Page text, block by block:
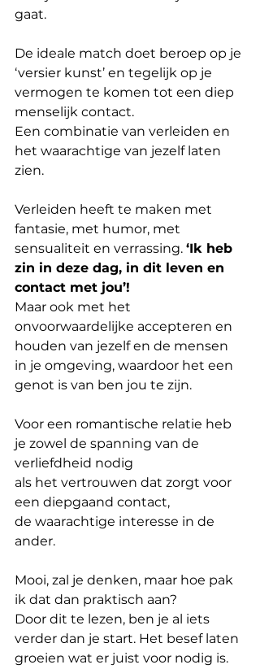
gaat.
De ideale match doet beroep op je
‘versier kunst’ en tegelijk op je
vermogen te komen tot een diep
menselijk contact.
Een combinatie van verleiden en
het waarachtige van jezelf laten
zien.
Verleiden heeft te maken met
fantasie, met humor, met
sensualiteit en verrassing. ‘Ik heb
zin in deze dag, in dit leven en
contact met jou’!
Maar ook met het
onvoorwaardelijke accepteren en
houden van jezelf en de mensen
in je omgeving, waardoor het een
genot is van ben jou te zijn.
Voor een romantische relatie heb
je zowel de spanning van de
verliefdheid nodig
als het vertrouwen dat zorgt voor
een diepgaand contact,
de waarachtige interesse in de
ander.
Mooi, zal je denken, maar hoe pak
ik dat dan praktisch aan?
Door dit te lezen, ben je al iets
verder dan je start. Het besef laten
groeien wat er juist voor nodig is.